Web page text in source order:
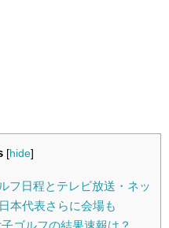
[hide]
フ日程とテレビ放送・ネッ
本代表さらに会場も